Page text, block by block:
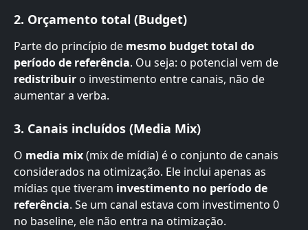
2. Orçamento total (Budget)
Parte do princípio de mesmo budget total do
período de referência. Ou seja: o potencial vem de
redistribuir o investimento entre canais, não de
aumentar a verba.
3. Canais incluídos (Media Mix)
O media mix (mix de mídia) é o conjunto de canais
considerados na otimização. Ele inclui apenas as
mídias que tiveram investimento no período de
referência. Se um canal estava com investimento 0
no baseline, ele não entra na otimização.